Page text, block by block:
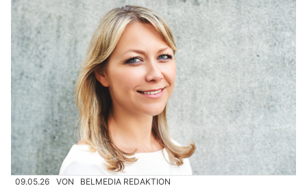
09.05.26 VON BELMEDIA REDAKTION